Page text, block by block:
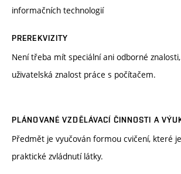
informačních technologií
PREREKVIZITY
Není třeba mít speciální ani odborné
uživatelská znalost práce s počítačem.
PLÁNOVANÉ VZDĚLÁVACÍ ČINNOSTI A
Předmět je vyučován formou cvičení, které
praktické zvládnutí látky.